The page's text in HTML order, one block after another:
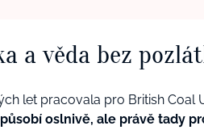
a věda bez
let pracovala pro British Coal
oslnivě, ale právě tady